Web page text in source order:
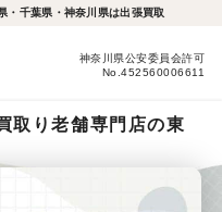
・千葉県・神奈川県は出張買取
神奈川県公安委員会許可
No.452560006611
取り老舗専門店の東